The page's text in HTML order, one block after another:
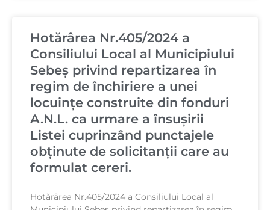
Hotărârea Nr.405/2024 a
Consiliului Local al Municipiului
Sebeș privind repartizarea în
regim de închiriere a unei
locuințe construite din fonduri
A.N.L. ca urmare a însușirii
Listei cuprinzând punctajele
obținute de solicitanții care au
formulat cereri.
Hotărârea Nr.405/2024 a Consiliului Local al